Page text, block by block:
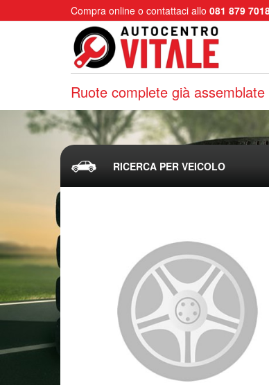
Compra online o contattaci allo 081 879
Ruote complete già
RICERCA PER VEICOLO